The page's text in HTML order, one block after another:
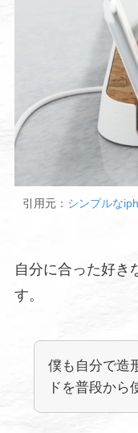
引用元： シンプルな
自分に合った好き
す。
僕も自分で造
ドを普段から